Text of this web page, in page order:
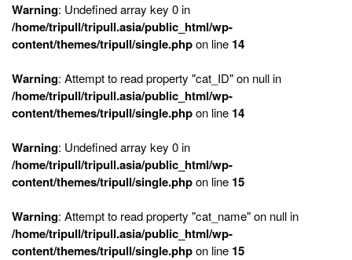
Warning: Undefined array key 0 in
/home/tripull/tripull.asia/public_html/wp-
content/themes/tripull/single.phpon line 14
Warning: Attempt to read property "cat_ID" on null in
/home/tripull/tripull.asia/public_html/wp-
content/themes/tripull/single.phpon line 14
Warning: Undefined array key 0 in
/home/tripull/tripull.asia/public_html/wp-
content/themes/tripull/single.phpon line 15
Warning: Attempt to read property "cat_name" on null in
/home/tripull/tripull.asia/public_html/wp-
content/themes/tripull/single.phpon line 15